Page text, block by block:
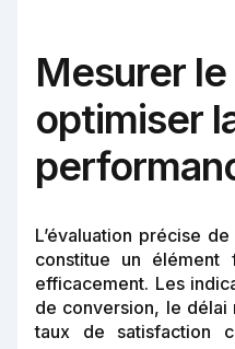
Mesurer
optimiser
L’évaluation précise
constitue un élément
efficacement. Les
de conversion, le délai
taux de satisfaction